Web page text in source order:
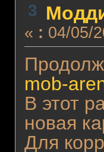
3
« : 04/05/
mob-
В этот
новая
Для